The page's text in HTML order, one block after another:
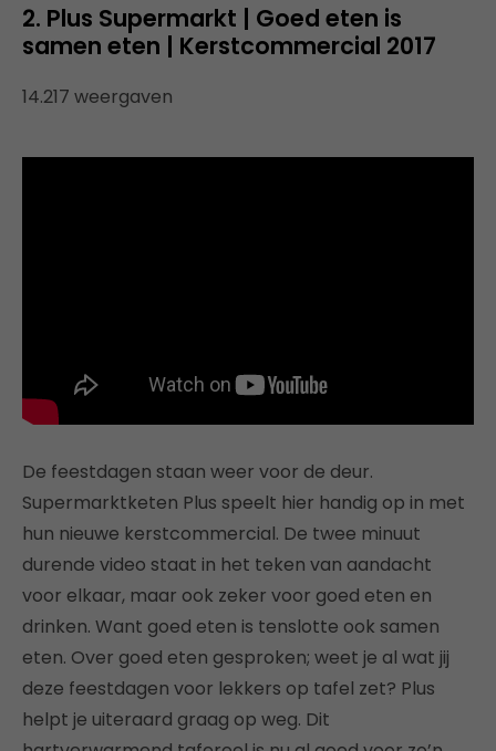
2. Plus Supermarkt | Goed eten is
samen eten | Kerstcommercial 2017
14.217 weergaven
De feestdagen staan weer voor de deur.
Supermarktketen Plus speelt hier handig op in met
hun nieuwe kerstcommercial. De twee minuut
durende video staat in het teken van aandacht
voor elkaar, maar ook zeker voor goed eten en
drinken. Want goed eten is tenslotte ook samen
eten. Over goed eten gesproken; weet je al wat jij
deze feestdagen voor lekkers op tafel zet? Plus
helpt je uiteraard graag op weg. Dit